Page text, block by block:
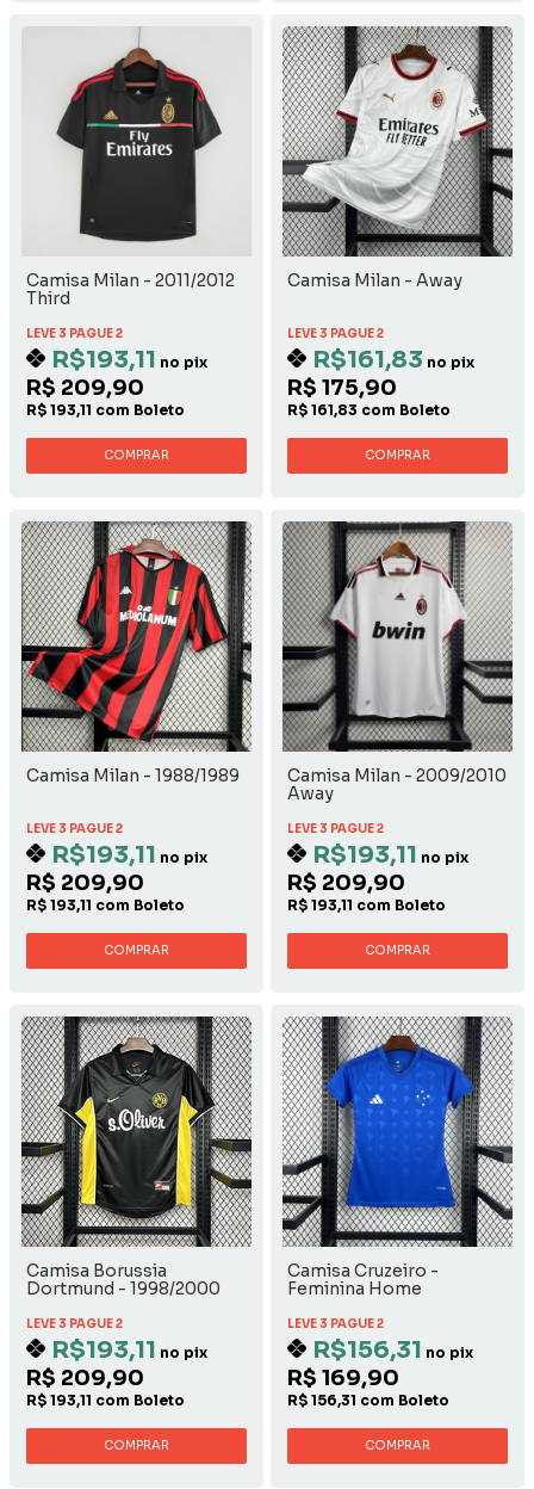
Camisa Milan - 2011/2012
Third
LEVE 3 PAGUE 2
R$193,11 no pix
R$ 209,90
R$ 193,11 com Boleto
COMPRAR
Camisa Milan - Away
LEVE 3 PAGUE 2
R$161,83 no pix
R$ 175,90
R$ 161,83 com Boleto
COMPRAR
Camisa Milan - 1988/1989
LEVE 3 PAGUE 2
R$193,11 no pix
R$ 209,90
R$ 193,11 com Boleto
COMPRAR
Camisa Milan - 2009/2010
Away
LEVE 3 PAGUE 2
R$193,11 no pix
R$ 209,90
R$ 193,11 com Boleto
COMPRAR
Camisa Borussia
Dortmund - 1998/2000
LEVE 3 PAGUE 2
R$193,11 no pix
R$ 209,90
R$ 193,11 com Boleto
COMPRAR
Camisa Cruzeiro -
Feminina Home
LEVE 3 PAGUE 2
R$156,31 no pix
R$ 169,90
R$ 156,31 com Boleto
COMPRAR